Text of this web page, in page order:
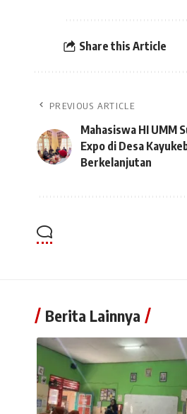
Share this Article
PREVIOUS ARTICLE
Mahasiswa HI UMM
Expo di Desa
Berkelanjutan
Berita Lainnya